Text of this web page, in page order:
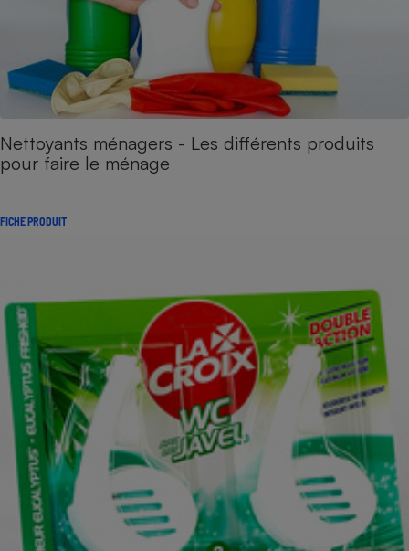
Nettoyants ménagers - Les différents produits
pour faire le ménage
FICHE PRODUIT